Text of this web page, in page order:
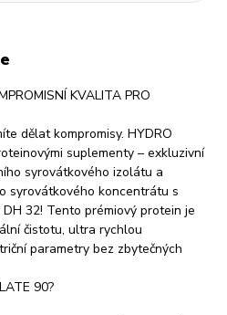
KVALITA PRO
dělat kompromisy. HYDRO
suplementy – exkluzivní
syrovátkového izolátu a
syrovátkového koncentrátu s
32! Tento prémiový protein je
čistotu, ultra rychlou
parametry bez zbytečných
90?